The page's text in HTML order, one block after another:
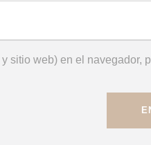
sitio web) en el navegador,